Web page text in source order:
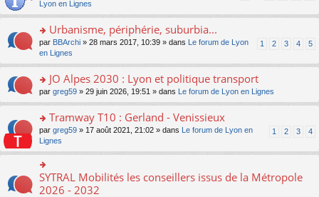
epl
s
ré
c
e
n
o
n
le
s
ré
c
nt
g
e
n
o
n
le
u
s
ré
c
e
nt
le
m
e
s
s
e
n
o
n
le
s
ré
c
s
er
le
m
e
s
s
e
n
o
n
lu
le
pl
Lyon en Lignes
o
n
s
er
le
m
e
s
s
g
n
o
Urbanisme, périphérie, suburbia...
1 2 3 4 5
par BBArchi » 28 mars 2017, 10:39 » dans
Le forum de Lyon
en Lignes
o
n
ult
er
le
m
e
s
s
JO Alpes 2030 : Lyon et politique transport
par greg59 » 29 juin 2026, 19:51 » dans Le forum de Lyon en Lignes
o
s
ult
er
le
m
Tramway T10 : Gerland - Venissieux
1 2 3 4
par greg59 » 17 août 2021, 21:02 » dans
Le forum de Lyon en
Lignes
o
n
SYTRAL Mobilités les conseillers issus de la Métropole
2026 - 2032